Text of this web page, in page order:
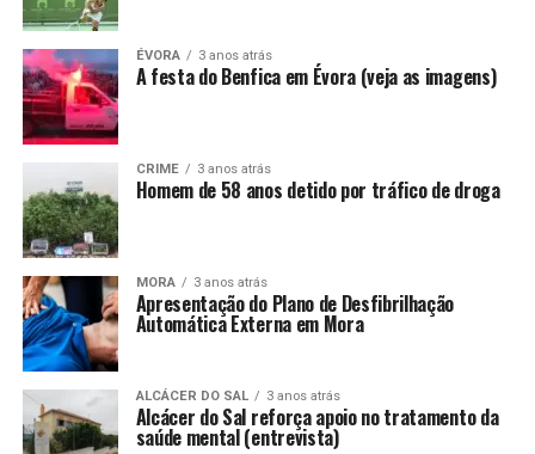
ÉVORA 3 anos atrás
A festa do Benfica em Évora (veja as imagens)
CRIME 3 anos atrás
Homem de 58 anos detido por tráfico de droga
MORA 3 anos atrás
Apresentação do Plano de Desfibrilhação
Automática Externa em Mora
ALCÁCER DO SAL 3 anos atrás
Alcácer do Sal reforça apoio no tratamento da
saúde mental (entrevista)